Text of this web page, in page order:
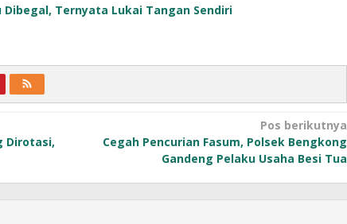
Ternyata Lukai Tangan Sendiri
Dirotasi,
Pos berikutnya
Cegah Pencurian Fasum, Polsek Bengkong
Gandeng Pelaku Usaha Besi Tua